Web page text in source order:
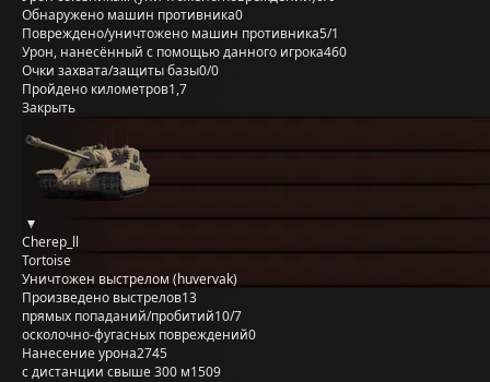
Обнаружено машин противника0
Повреждено/уничтожено машин противника5/1
Урон, нанесённый с помощью данного игрока460
Очки захвата/защиты базы0/0
Пройдено километров1,7
Закрыть
Cherep_ll
Tortoise
Уничтожен выстрелом (huvervak)
Произведено выстрелов13
прямых попаданий/пробитий10/7
осколочно-фугасных повреждений0
Нанесение урона2745
с дистанции свыше 300 м1509